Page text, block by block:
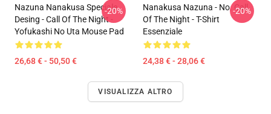
Nazuna Nanakusa Speciale
Desing - Call Of The Night -
Yofukashi No Uta Mouse Pad
26,68 € - 50,50 €
-20%
Nanakusa Nazuna - No. Call
Of The Night - T-Shirt
Essenziale
24,38 € - 28,06 €
-20%
VISUALIZZA ALTRO